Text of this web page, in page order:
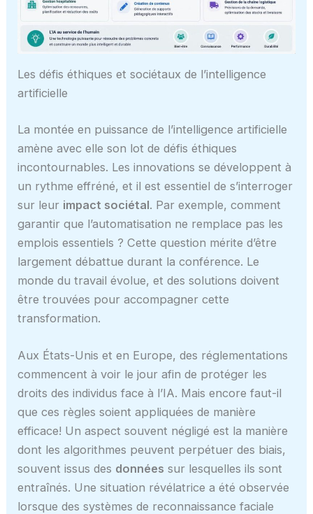
Les défis éthiques et sociétaux de l’intelligence
artificielle
La montée en puissance de l’intelligence artificielle
amène avec elle son lot de défis éthiques
incontournables. Les innovations se développent à
un rythme effréné, et il est essentiel de s’interroger
sur leur impact sociétal. Par exemple, comment
garantir que l’automatisation ne remplace pas les
emplois essentiels ? Cette question mérite d’être
largement débattue durant la conférence. Le
monde du travail évolue, et des solutions doivent
être trouvées pour accompagner cette
transformation.
Aux États-Unis et en Europe, des réglementations
commencent à voir le jour afin de protéger les
droits des individus face à l’IA. Mais encore faut-il
que ces règles soient appliquées de manière
efficace! Un aspect souvent négligé est la manière
dont les algorithmes peuvent perpétuer des biais,
souvent issus des données sur lesquelles ils sont
entraînés. Une situation révélatrice a été observée
lorsque des systèmes de reconnaissance faciale